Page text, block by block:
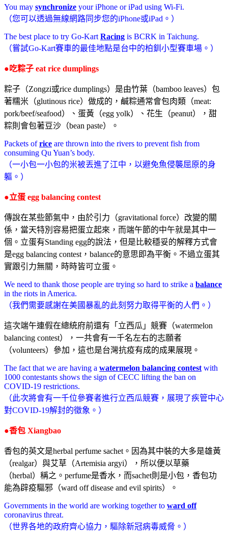
You may synchronize your iPhone or iPad using Wi-Fi.
（您可以透過無線網路同步您的iPhone或iPad。）
The best place to try Go-KartRacing is BCRK in Taichung.
（嘗試Go-Kart賽車的最佳地點是台中的柏釧小型賽車場。）
●吃粽子 eat rice dumplings
粽子（Zongzi或rice dumplings）是由竹葉（bamboo leaves）包
著糯米（glutinous rice）做成的，鹹粽通常會包肉類（meat:
pork/beef/seafood）、蛋黃（egg yolk）、花生（peanut），甜
粽則會包著豆沙（bean paste）。
Packets ofrice are thrown into the rivers to prevent fish from
consuming Qu Yuan’s body.
（一小包一小包的米被丟進了江中，以避免魚侵襲屈原的身
軀。）
●立蛋 egg balancing contest
傳說在某些節氣中，由於引力（gravitational force）改變的關
係，當天特別容易把蛋立起來，而端午節的中午就是其中一
個。立蛋有Standing egg的說法，但是比較穩妥的解釋方式會
是egg balancing contest，balance的意思即為平衡。不過立蛋其
實跟引力無關，時時皆可立蛋。
We need to thank those people are trying so hard to strike a balance
in the riots in America.
（我們需要感謝在美國暴亂的此刻努力取得平衡的人們。）
這次端午連假在總統府前還有「立西瓜」競賽（watermelon
balancing contest），一共會有一千名左右的志願者
（volunteers）參加，這也是台灣抗疫有成的成果展現。
The fact that we are having a watermelon balancing contestwith
1000 contestants shows the sign of CECC lifting the ban on
COVID-19 restrictions.
（此次將會有一千位參賽者進行立西瓜競賽，展現了疾管中心
對COVID-19解封的徵象。）
●香包 Xiangbao
香包的英文是herbal perfume sachet。因為其中裝的大多是雄黃
（realgar）與艾草（Artemisia argyi），所以便以草藥
（herbal）稱之。perfume是香水，而sachet則是小包，香包功
能為辟疫驅邪（ward off disease and evil spirits）。
Governments in the world are working together to ward off
coronavirus threat.
（世界各地的政府齊心協力，驅除新冠病毒威脅。）